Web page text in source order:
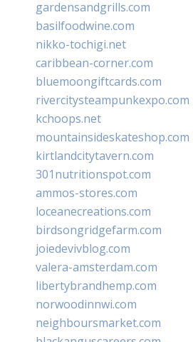
gardensandgrills.com
basilfoodwine.com
nikko-tochigi.net
caribbean-corner.com
bluemoongiftcards.com
rivercitysteampunkexpo.com
kchoops.net
mountainsideskateshop.com
kirtlandcitytavern.com
301nutritionspot.com
ammos-stores.com
loceanecreations.com
birdsongridgefarm.com
joiedevivblog.com
valera-amsterdam.com
libertybrandhemp.com
norwoodinnwi.com
neighboursmarket.com